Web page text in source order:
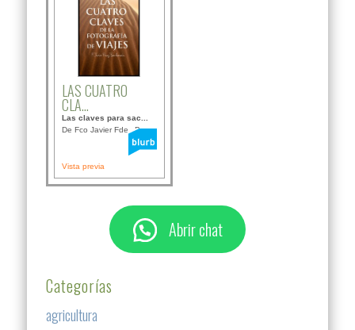
LAS CUATRO
CLA...
Las claves para sac...
De Fco Javier Fdez B...
Vista previa
Abrir chat
Categorías
agricultura